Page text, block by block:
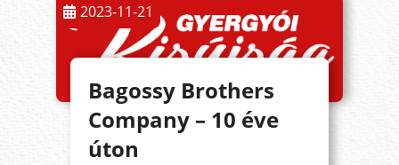
2023-11-21
Bagossy Brothers
Company – 10 éve
úton